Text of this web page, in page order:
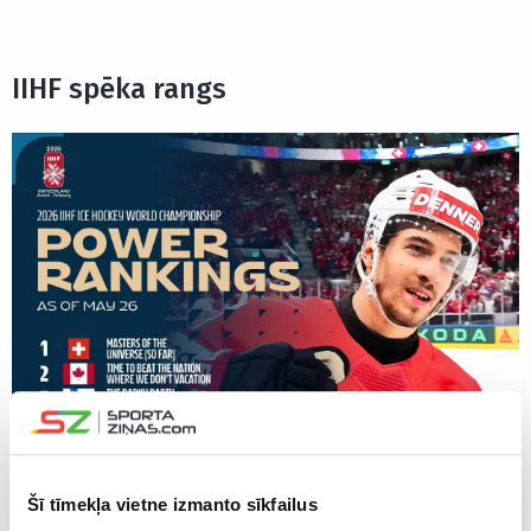
Šī tīmekļa vietne izmanto sīkfailus
IIHF spēka rangs